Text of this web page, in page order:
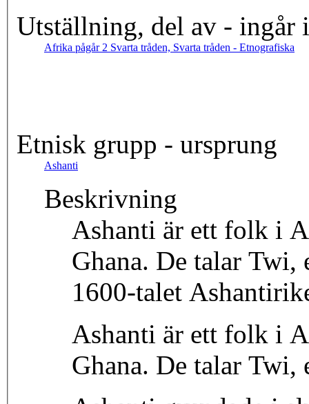
Utställning, del av - ingår i
Afrika pågår 2 Svarta tråden, Svarta tråden - Etnografiska
Etnisk grupp - ursprung
Ashanti
Beskrivning
Ashanti är ett folk i
Ghana. De talar
1600-talet
Ashanti är ett folk i
Ghana. De talar Twi,